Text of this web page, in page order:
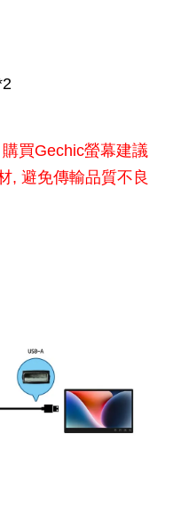
買Gechic螢幕建議
, 避免傳輸品質不良